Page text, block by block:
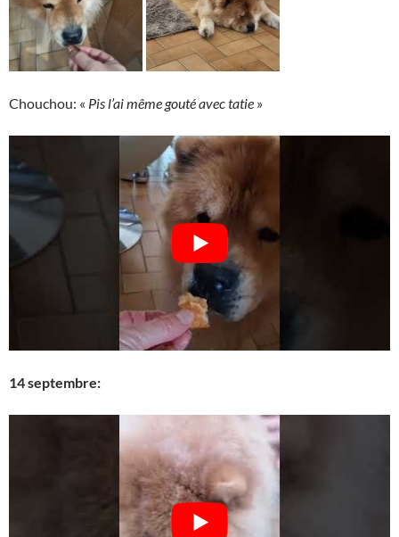
Chouchou: « Pis l’ai même gouté avec tatie »
14 septembre: